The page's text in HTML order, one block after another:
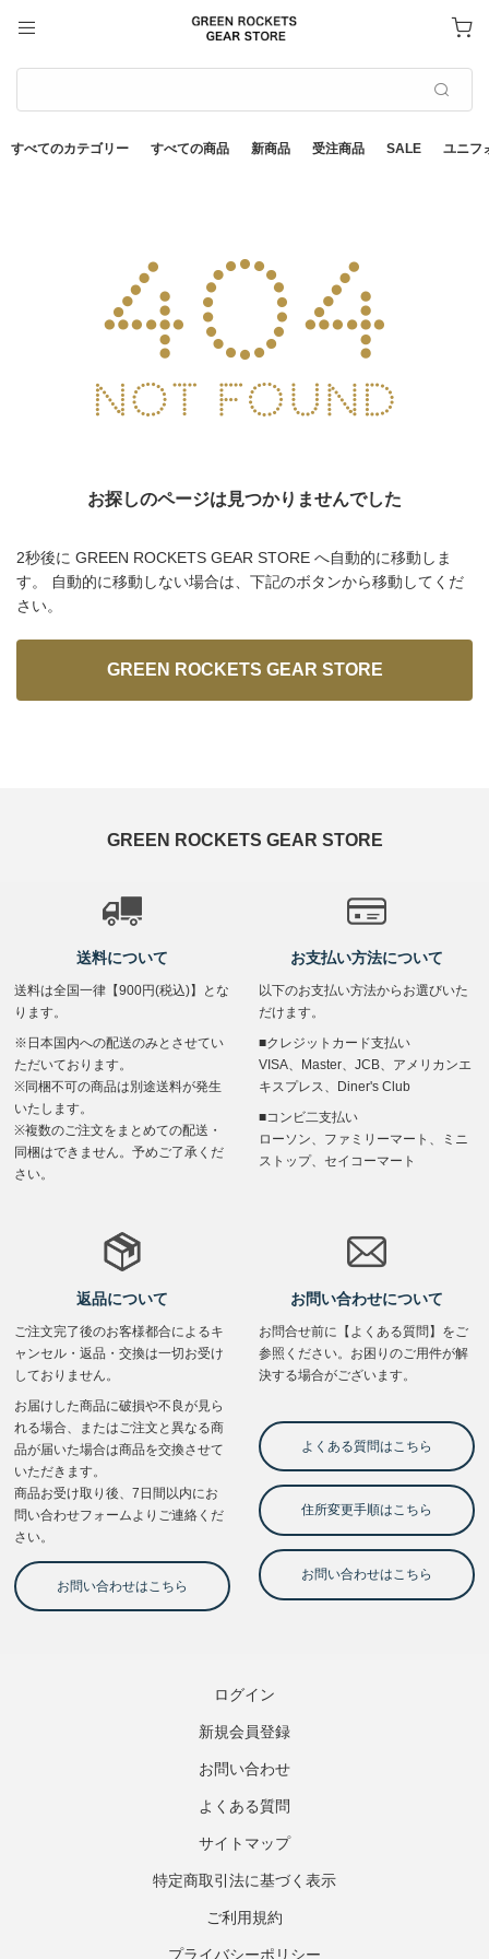
すべてのカテゴリー すべての商品 新商品 受注商品 SALE ユニフ
お探しのページは見つかりませんでした
2秒後に GREEN ROCKETS GEAR STORE へ自動的に移動しま
す。
自動的に移動しない場合は、下記のボタンから移動してくだ
さい。
GREEN ROCKETS GEAR STORE
GREEN ROCKETS GEAR STORE
ログイン
新規会員登録
お問い合わせ
よくある質問
サイトマップ
特定商取引法に基づく表示
ご利用規約
プライバシーポリシー